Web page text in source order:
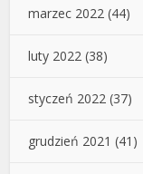
marzec 2022 (44)
luty 2022 (38)
styczeń 2022 (37)
grudzień 2021 (41)